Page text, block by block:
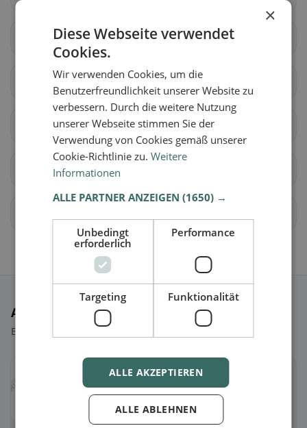
Cornaux Cressier (NE)
Hauterive (NE)
Landern Lignières
Neuenburg
Ausgewählte Restaurants
Ein paar Picks, um sofort loszulegen.
×
Diese Webseite verwendet
Cookies.
Wir verwenden Cookies, um die
Benutzerfreundlichkeit unserer Website zu
verbessern. Durch die weitere Nutzung
unserer Webseite stimmen Sie der
Verwendung von Cookies gemäß unserer
Cookie-Richtlinie zu.Weitere
Informationen
ALLE PARTNER ANZEIGEN(1650) →
Unbedingt
erforderlich
Performance
Targeting Funktionalität
ALLE AKZEPTIEREN
ALLE ABLEHNEN